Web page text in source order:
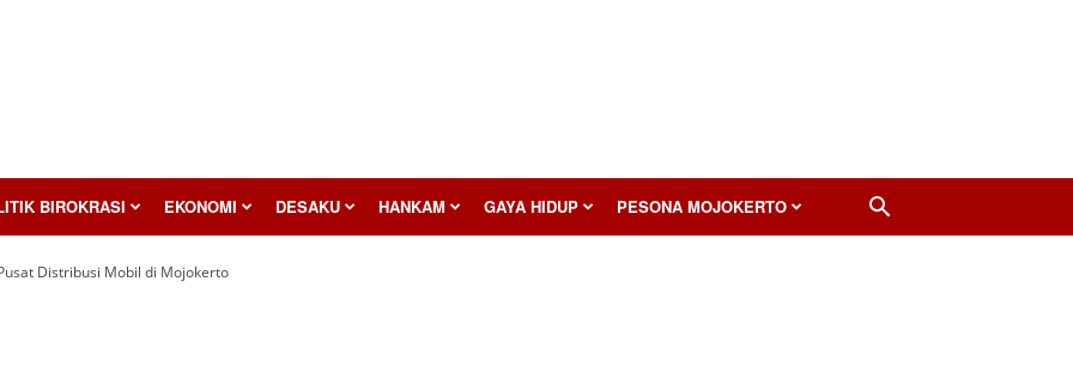
BIROKRASI EKONOMI DESAKU HANKAM GAYA HIDUP PESONA MOJOKERTO
Distribusi Mobil di Mojokerto